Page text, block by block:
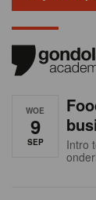
WOE
9
SEP
Intro